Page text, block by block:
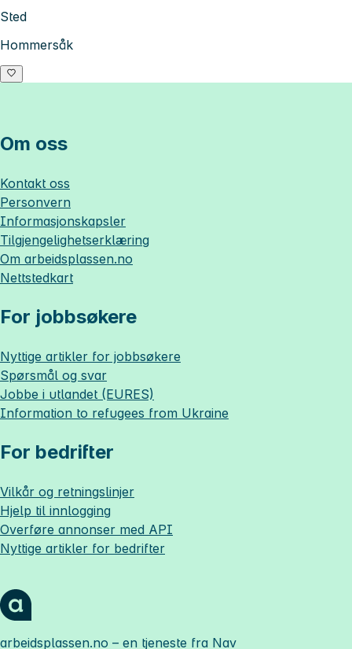
Sted
Hommersåk
Om oss
Kontakt oss
Personvern
Informasjonskapsler
Tilgjengelighetserklæring
Om arbeidsplassen.no
Nettstedkart
For jobbsøkere
Nyttige artikler for jobbsøkere
Spørsmål og svar
Jobbe i utlandet (EURES)
Information to refugees from Ukraine
For bedrifter
Vilkår og retningslinjer
Hjelp til innlogging
Overføre annonser med API
Nyttige artikler for bedrifter
arbeidsplassen.no – en tjeneste fra Nav